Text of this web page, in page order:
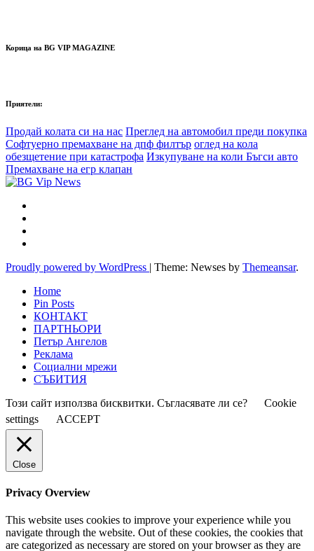
Корица на BG VIP MAGAZINE
Приятели:
Продай колата си на нас Преглед на автомобил преди покупка
Софтуерно премахване на дпф филтър оглед на кола
обезщетение при катастрофа Изкупуване на коли Бъгси авто
Премахване на егр клапан
Proudly powered by WordPress | Theme: Newses by Themeansar.
Home
Pin Posts
КОНТАКТ
ПАРТНЬОРИ
Петър Ангелов
Реклама
Социални мрежи
СЪБИТИЯ
Този сайт използва бисквитки. Съгласявате ли се?
Cookie
settings
ACCEPT
Close
Privacy Overview
This website uses cookies to improve your experience while you
navigate through the website. Out of these cookies, the cookies that
are categorized as necessary are stored on your browser as they are